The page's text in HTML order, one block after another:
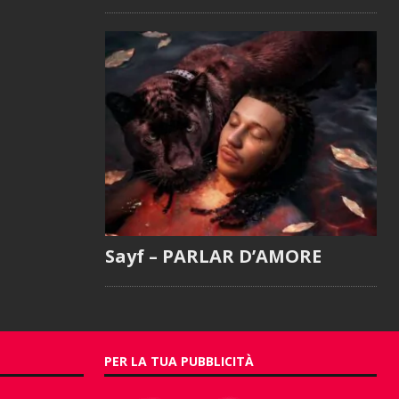
Sayf – PARLAR D’AMORE
PER LA TUA PUBBLICITÀ